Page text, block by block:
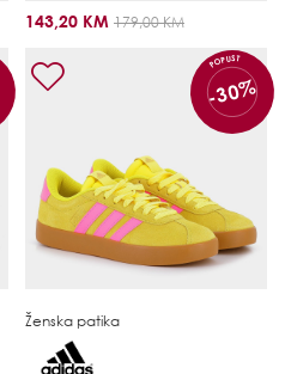
143,20 KM 179,00 KM
POPUST
-30%
Ženska patika